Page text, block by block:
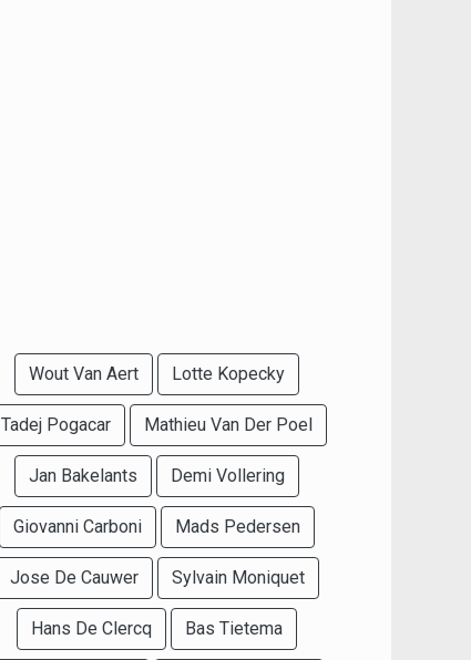
Wout Van Aert Lotte Kopecky
Tadej Pogacar Mathieu Van Der Poel
Jan Bakelants Demi Vollering
Giovanni Carboni Mads Pedersen
Jose De Cauwer Sylvain Moniquet
Hans De Clercq Bas Tietema